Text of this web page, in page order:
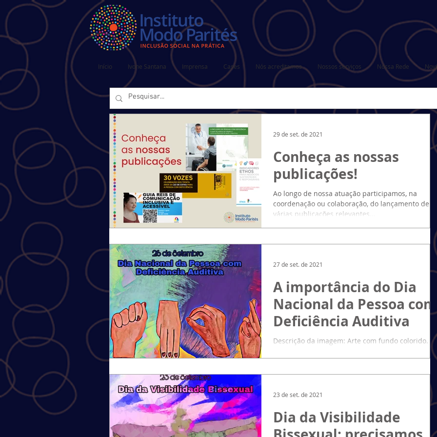
Início Ivone Santana Imprensa Cases Nós acreditamos Nossos serviços Nossa Rede
Conheça as nossas
publicações!
Ao longo de nossa atuação participamos, na
coordenação ou colaboração, do lançamento de
várias publicações relevantes...
29 de set. de 2021
A importância do Dia
Nacional da Pessoa com
Deficiência Auditiva
Descrição da imagem: Arte com fundo colorido. No
canto inferior direito está o logo do Instituto Modo
Parités. Ilustração de mãos que...
27 de set. de 2021
Dia da Visibilidade
23 de set. de 2021